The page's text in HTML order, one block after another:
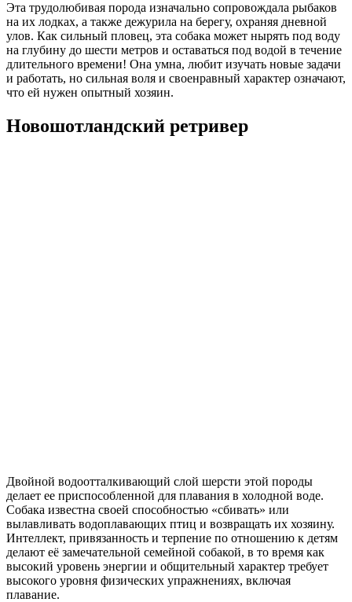
Эта трудолюбивая порода изначально сопровождала рыбаков
на их лодках, а также дежурила на берегу, охраняя дневной
улов. Как сильный пловец, эта собака может нырять под воду
на глубину до шести метров и оставаться под водой в течение
длительного времени! Она умна, любит изучать новые задачи
и работать, но сильная воля и своенравный характер означают,
что ей нужен опытный хозяин.
Новошотландский ретривер
Двойной водоотталкивающий слой шерсти этой породы
делает ее приспособленной для плавания в холодной воде.
Собака известна своей способностью «сбивать» или
вылавливать водоплавающих птиц и возвращать их хозяину.
Интеллект, привязанность и терпение по отношению к детям
делают её замечательной семейной собакой, в то время как
высокий уровень энергии и общительный характер требует
высокого уровня физических упражнениях, включая
плавание.